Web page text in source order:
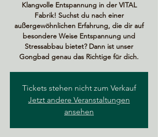
Klangvolle Entspannung in der VITAL
Fabrik! Suchst du nach einer
außergewöhnlichen Erfahrung, die dir auf
besondere Weise Entspannung und
Stressabbau bietet? Dann ist unser
Gongbad genau das Richtige für dich.
Tickets stehen nicht zum Verkauf
Jetzt andere Veranstaltungen
ansehen